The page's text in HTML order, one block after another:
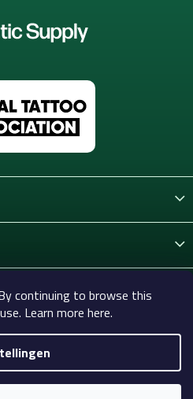
continuing to browse this
Learn more here.
| Alles voor tatoeages en
. Alle rechten voorbehouden.